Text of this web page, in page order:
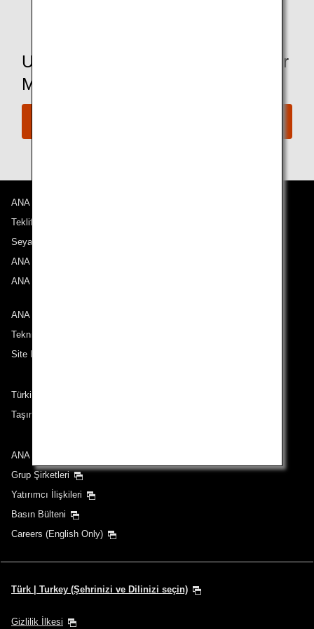
Uçuş Rezervasyonu Yapmaya Hazır
Mısınız?
ANA Hakkında
Teklifler ve Duyurular
Seyahat Noktalarımız
ANA Deneyimi
ANA Mileage Club
ANA ile iletişime geçin
Teknik Destek (Erişilebilirlik)
Site Haritası
Türkiye çıkışlı güzergahlardaki yolcular
Taşıma Koşulları
ANA Group
Grup Şirketleri
Yatırımcı İlişkileri
Basın Bülteni
Careers (English Only)
Türk | Turkey (Şehrinizi ve Dilinizi seçin)
Gizlilik İlkesi